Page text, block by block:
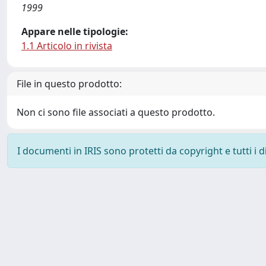
1999
Appare nelle tipologie:
1.1 Articolo in rivista
File in questo prodotto:
Non ci sono file associati a questo prodotto.
I documenti in IRIS sono protetti da copyright e tutti i